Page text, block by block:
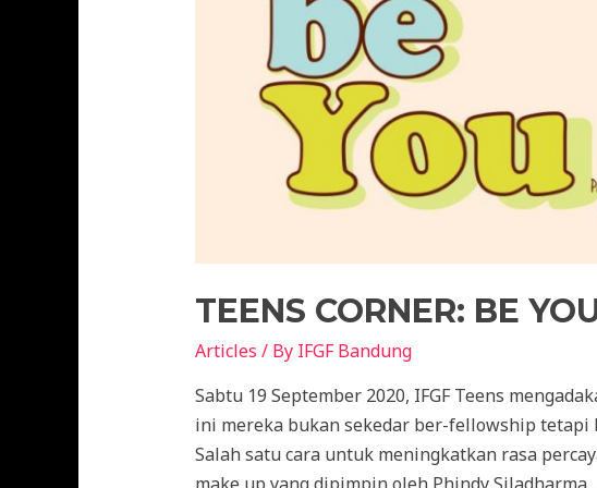
TEENS CORNER: BE
Articles / By IFGF Bandung
Sabtu 19 September 2020, IFGF Teens
ini mereka bukan sekedar ber-fellowship
Salah satu cara untuk meningkatkan rasa